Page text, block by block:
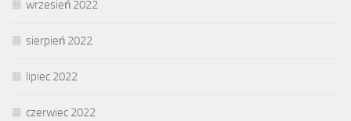
wrzesień 2022
sierpień 2022
lipiec 2022
czerwiec 2022